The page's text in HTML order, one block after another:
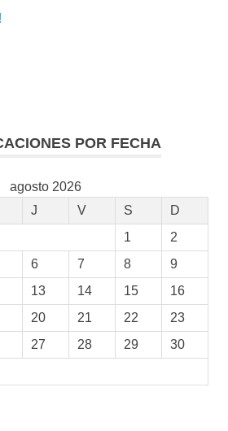
POR FECHA
agosto 2026
J V S
D
1
2
6 7 8
9
13 14 15
16
20 21 22
23
27 28 29
30